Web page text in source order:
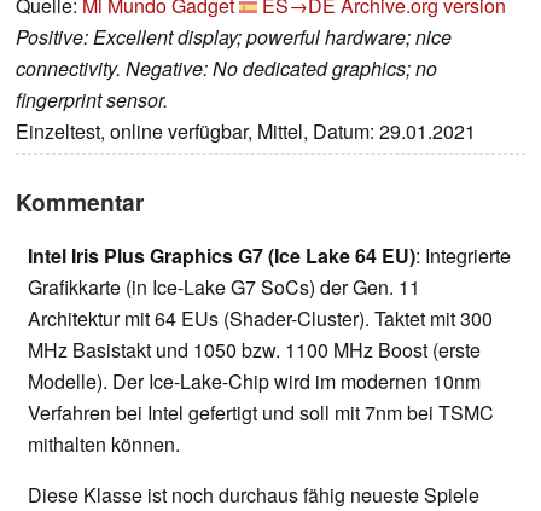
Quelle: Mi Mundo Gadget ES→DE Archive.org version
Positive: Excellent display; powerful hardware; nice
connectivity. Negative: No dedicated graphics; no
fingerprint sensor.
Einzeltest, online verfügbar, Mittel, Datum: 29.01.2021
Kommentar
Intel Iris Plus Graphics G7 (Ice Lake 64 EU): Integrierte
Grafikkarte (in Ice-Lake G7 SoCs) der Gen. 11
Architektur mit 64 EUs (Shader-Cluster). Taktet mit 300
MHz Basistakt und 1050 bzw. 1100 MHz Boost (erste
Modelle). Der Ice-Lake-Chip wird im modernen 10nm
Verfahren bei Intel gefertigt und soll mit 7nm bei TSMC
mithalten können.
Diese Klasse ist noch durchaus fähig neueste Spiele